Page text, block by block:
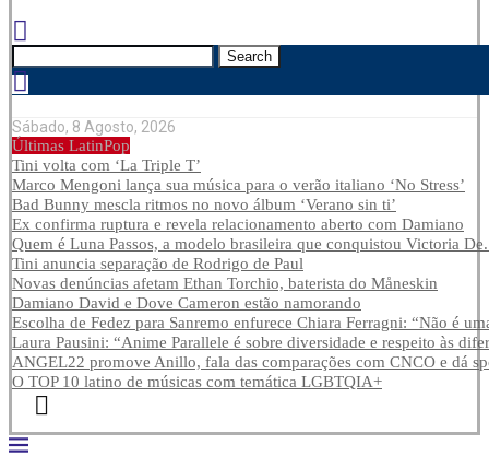
Search
Sábado, 8 Agosto, 2026
Últimas LatinPop
Tini volta com ‘La Triple T’
Marco Mengoni lança sua música para o verão italiano ‘No Stress’
Bad Bunny mescla ritmos no novo álbum ‘Verano sin ti’
Ex confirma ruptura e revela relacionamento aberto com Damiano
Quem é Luna Passos, a modelo brasileira que conquistou Victoria
Tini anuncia separação de Rodrigo de Paul
Novas denúncias afetam Ethan Torchio, baterista do Måneskin
Damiano David e Dove Cameron estão namorando
Escolha de Fedez para Sanremo enfurece Chiara Ferragni: “Não é
Laura Pausini: “Anime Parallele é sobre diversidade e respeito às
ANGEL22 promove Anillo, fala das comparações com CNCO e dá
O TOP 10 latino de músicas com temática LGBTQIA+